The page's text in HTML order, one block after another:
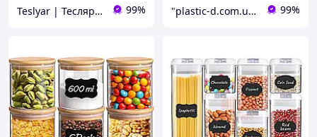
Teslyar | Тесляр | Всё для дома | Подарки | Опт 99% "plastic-d.com.ua" - производство акриловых изделий для бизнеса 99%